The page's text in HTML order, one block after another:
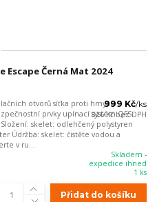
Černá Mat 2024
otvorů síťka proti hmyzu
prvky upínací systém QFS
skelet: odlehčený polystyren
Údržba: skelet: čistěte vodou a
v ru...
999 Kč/ks
826 Kčbez DPH
Skladem -
expedice ihned
1 ks
Přidat do košíku